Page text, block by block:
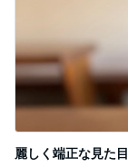
麗しく端正な見た